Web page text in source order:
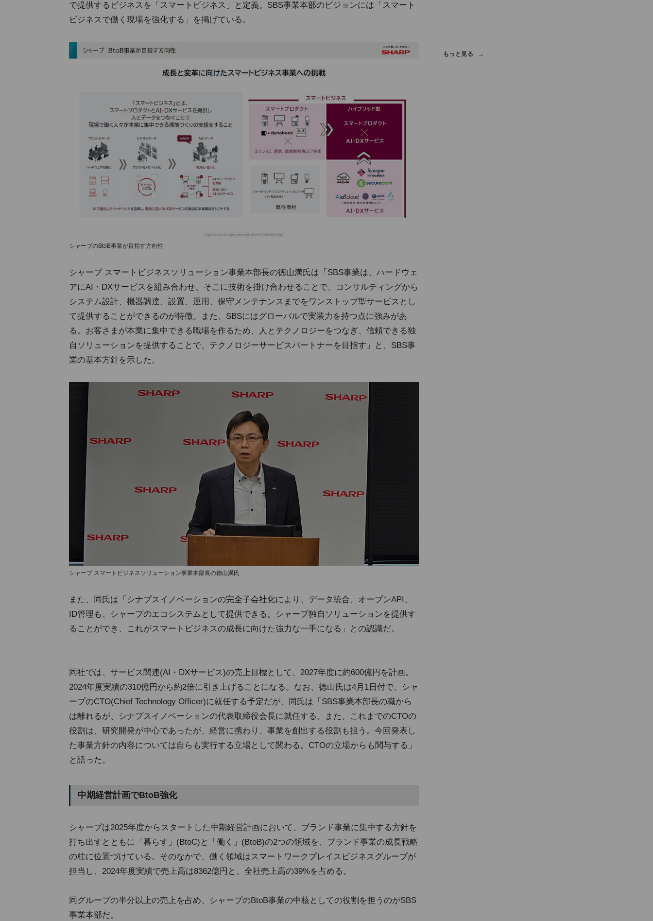
で提供するビジネスを「スマートビジネス」と定義。SBS事業本部のビジョンには「スマート
ビジネスで働く現場を強化する」を掲げている。
シャープのBtoB事業が目指す方向性
シャープ スマートビジネスソリューション事業本部長の徳山満氏は「SBS事業は、ハードウェ
アにAI・DXサービスを組み合わせ、そこに技術を掛け合わせることで、コンサルティングから
システム設計、機器調達、設置、運用、保守メンテナンスまでをワンストップ型サービスとし
て提供することができるのが特徴。また、SBSにはグローバルで実装力を持つ点に強みがあ
る。お客さまが本業に集中できる職場を作るため、人とテクノロジーをつなぎ、信頼できる独
自ソリューションを提供することで、テクノロジーサービスパートナーを目指す」と、SBS事
業の基本方針を示した。
シャープ スマートビジネスソリューション事業本部長の徳山満氏
また、同氏は「シナプスイノベーションの完全子会社化により、データ統合、オープンAPI、
ID管理も、シャープのエコシステムとして提供できる。シャープ独自ソリューションを提供す
ることができ、これがスマートビジネスの成長に向けた強力な一手になる」との認識だ。
同社では、サービス関連(AI・DXサービス)の売上目標として、2027年度に約600億円を計画。
2024年度実績の310億円から約2倍に引き上げることになる。なお、徳山氏は4月1日付で、シャ
ープのCTO(Chief Technology Officer)に就任する予定だが、同氏は「SBS事業本部長の職から
は離れるが、シナプスイノベーションの代表取締役会長に就任する。また、これまでのCTOの
役割は、研究開発が中心であったが、経営に携わり、事業を創出する役割も担う。今回発表し
た事業方針の内容については自らも実行する立場として関わる。CTOの立場からも関与する」
と語った。
中期経営計画でBtoB強化
シャープは2025年度からスタートした中期経営計画において、ブランド事業に集中する方針を
打ち出すとともに「暮らす」(BtoC)と「働く」(BtoB)の2つの領域を、ブランド事業の成長戦略
の柱に位置づけている。そのなかで、働く領域はスマートワークプレイスビジネスグループが
担当し、2024年度実績で売上高は8362億円と、全社売上高の39%を占める。
同グループの半分以上の売上を占め、シャープのBtoB事業の中核としての役割を担うのがSBS
事業本部だ。
もっと見る